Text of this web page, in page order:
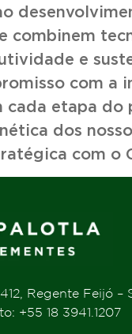
combinem
e
com a
etapa do
dos
com o
Regente Feijó –
+55 18 3941.1207